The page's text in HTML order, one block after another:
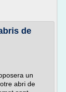
de
un
abri de